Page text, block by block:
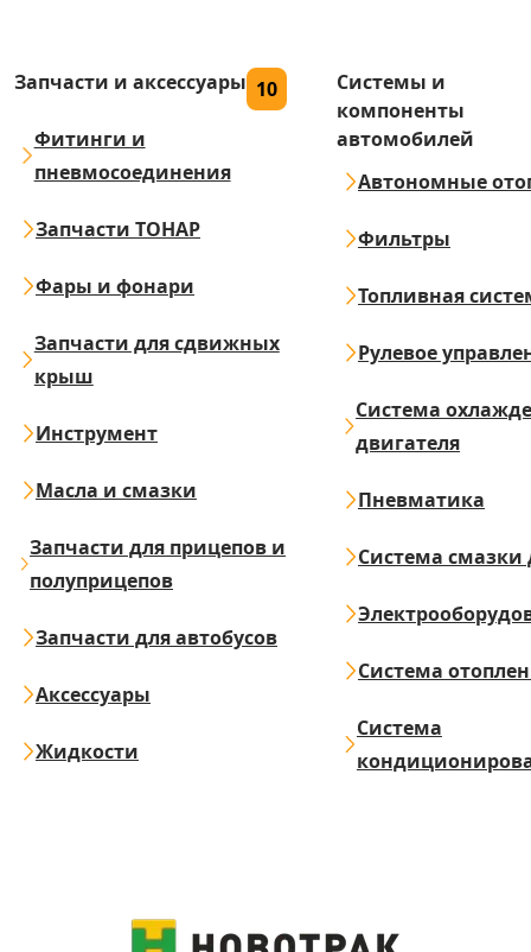
Запчасти и аксессуары 10
Фитинги и
пневмосоединения
Запчасти ТОНАР
Фары и фонари
Запчасти для сдвижных
крыш
Инструмент
Масла и смазки
Запчасти для прицепов и
полуприцепов
Запчасти для автобусов
Аксессуары
Жидкости
Системы и
компоненты
автомобилей
Автономные
Фильтры
Топливная
Рулевое
Система
двигателя
Пневматика
Система смазки
Система
Система